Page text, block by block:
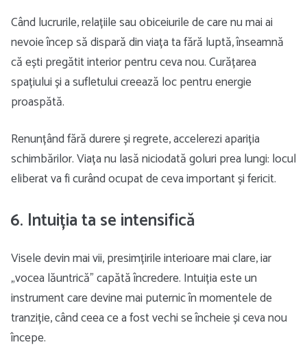
Când lucrurile, relațiile sau obiceiurile de care nu mai ai
nevoie încep să dispară din viața ta fără luptă, înseamnă
că ești pregătit interior pentru ceva nou. Curățarea
spațiului și a sufletului creează loc pentru energie
proaspătă.
Renunțând fără durere și regrete, accelerezi apariția
schimbărilor. Viața nu lasă niciodată goluri prea lungi: locul
eliberat va fi curând ocupat de ceva important și fericit.
6. Intuiția ta se intensifică
Visele devin mai vii, presimțirile interioare mai clare, iar
„vocea lăuntrică” capătă încredere. Intuiția este un
instrument care devine mai puternic în momentele de
tranziție, când ceea ce a fost vechi se încheie și ceva nou
începe.